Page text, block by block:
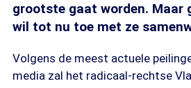
grootste gaat worden. Maar
wil tot nu toe met ze
Volgens de meest actuele
media zal het radicaal-rechtse